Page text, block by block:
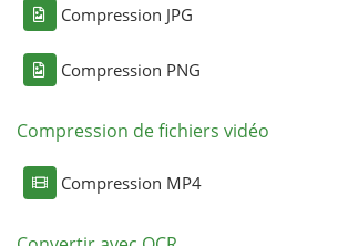
Compression JPG
Compression PNG
Compression de fichiers vidéo
Compression MP4